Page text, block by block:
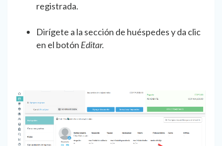
registrada.
Dirígete a la sección de huéspedes y da clic
en el botón Editar.